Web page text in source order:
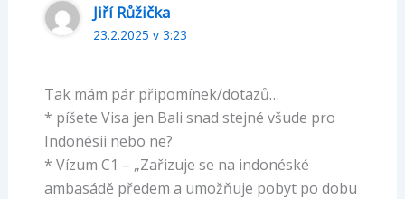
Jiří Růžička
23.2.2025 v 3:23
Tak mám pár připomínek/dotazů…
* píšete Visa jen Bali snad stejné všude pro
Indonésii nebo ne?
* Vízum C1 – „Zařizuje se na indonéské
ambasádě předem a umožňuje pobyt po dobu